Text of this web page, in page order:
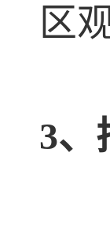
区
3、